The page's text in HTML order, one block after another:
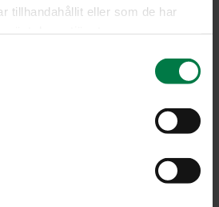
tillhandahållit eller som de har
ry / Tommy Selin